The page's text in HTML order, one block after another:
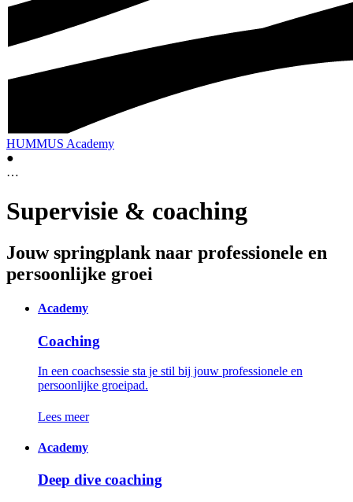
HUMMUS Academy
●
…
Supervisie & coaching
Jouw springplank naar professionele en
persoonlijke groei
Academy
Coaching
In een coachsessie sta je stil bij jouw professionele en
persoonlijke groeipad.
Lees meer
Academy
Deep dive coaching